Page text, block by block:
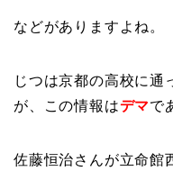
などがありますよね。
じつは京都の高校に通
が、この情報はデマで
佐藤恒治さんが立命館